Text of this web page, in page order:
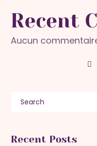
Recent
Aucun
Search
Recent Posts